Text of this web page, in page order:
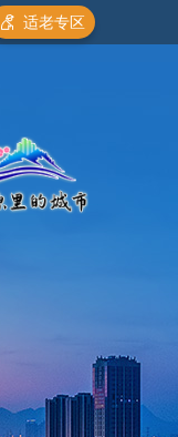
适老专区